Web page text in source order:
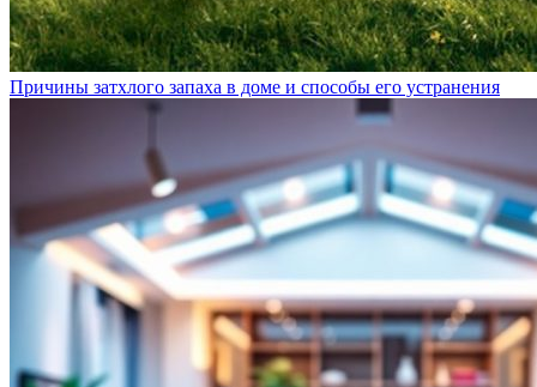
Причины затхлого запаха в доме и способы его устранения